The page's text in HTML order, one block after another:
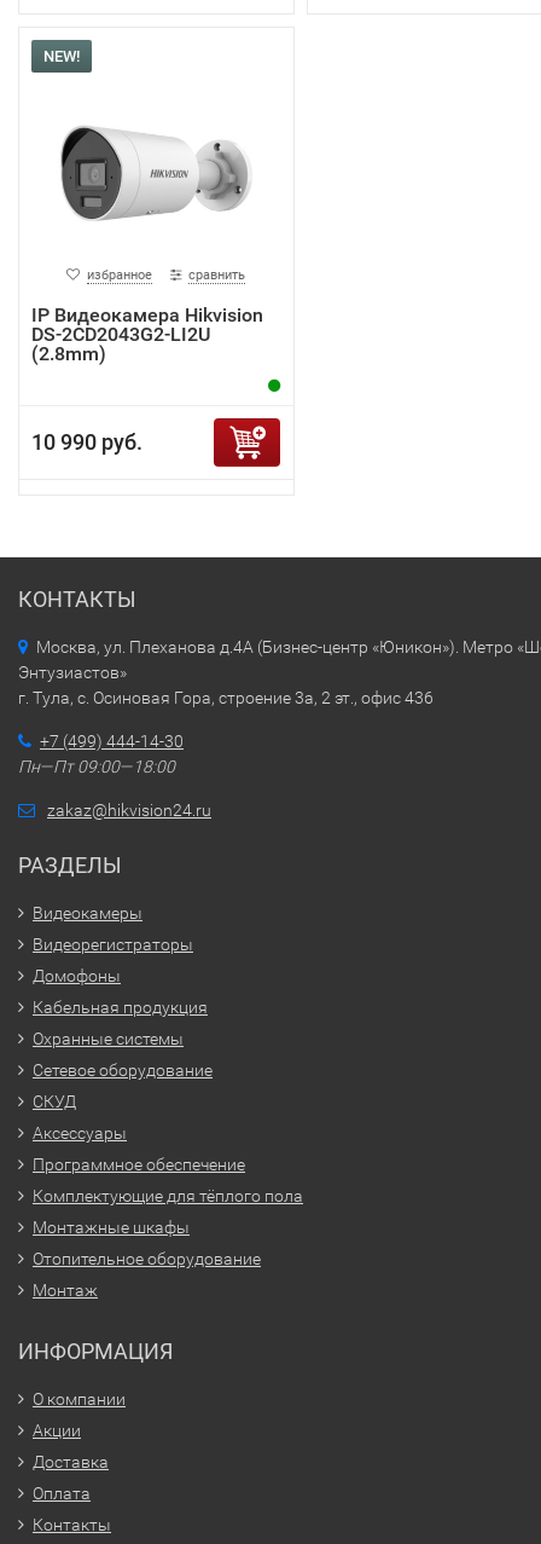
NEW!
избранное сравнить
IP Видеокамера Hikvision
DS-2CD2043G2-LI2U
(2.8mm)
10 990 руб.
КОНТАКТЫ
Москва, ул. Плеханова д.4А (Бизнес-центр «Юникон»). Метро
Энтузиастов»
г. Тула, с. Осиновая Гора, строение 3а, 2 эт., офис 436
+7 (499) 444-14-30
Пн—Пт 09:00—18:00
zakaz@hikvision24.ru
РАЗДЕЛЫ
Видеокамеры
Видеорегистраторы
Домофоны
Кабельная продукция
Охранные системы
Сетевое оборудование
СКУД
Аксессуары
Программное обеспечение
Комплектующие для тёплого пола
Монтажные шкафы
Отопительное оборудование
Монтаж
ИНФОРМАЦИЯ
О компании
Акции
Доставка
Оплата
Контакты